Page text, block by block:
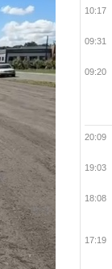
10:17
09:31
09:20
20:09
19:03
18:08
17:19